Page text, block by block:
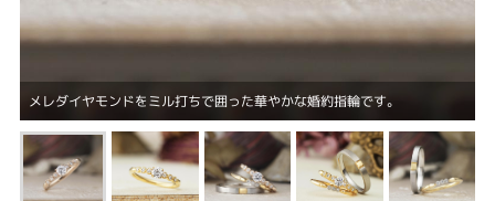
メレダイヤモンドをミル打ちで囲った華やかな婚約指輪です。